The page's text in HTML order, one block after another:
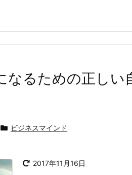
なるための正しい
ビジネスマインド
2017年11月16日